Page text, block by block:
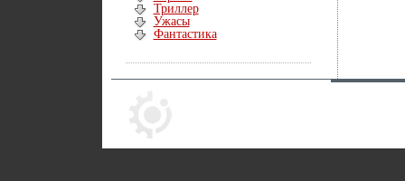
Триллер
Ужасы
Фантастика